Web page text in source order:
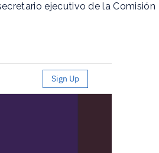
ejecutivo de la Comisión